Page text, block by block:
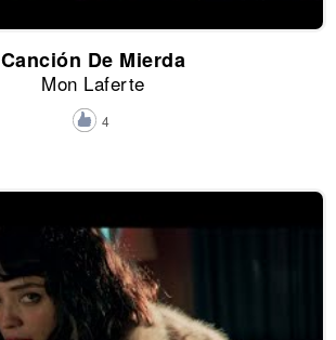
Canción De Mierda
Mon Laferte
4